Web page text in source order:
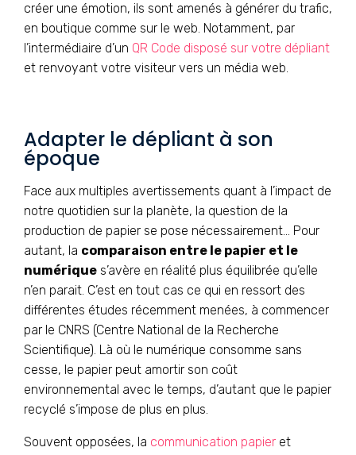
créer une émotion, ils sont amenés à générer du trafic,
en boutique comme sur le web. Notamment, par
l’intermédiaire d’un QR Code disposé sur votre dépliant
et renvoyant votre visiteur vers un média web.
Adapter le dépliant à son
époque
Face aux multiples avertissements quant à l’impact de
notre quotidien sur la planète, la question de la
production de papier se pose nécessairement… Pour
autant, la comparaison entre le papier et le
numérique s’avère en réalité plus équilibrée qu’elle
n’en parait. C’est en tout cas ce qui en ressort des
différentes études récemment menées, à commencer
par le CNRS (Centre National de la Recherche
Scientifique). Là où le numérique consomme sans
cesse, le papier peut amortir son coût
environnemental avec le temps, d’autant que le papier
recyclé s’impose de plus en plus.
Souvent opposées, la communication papier et